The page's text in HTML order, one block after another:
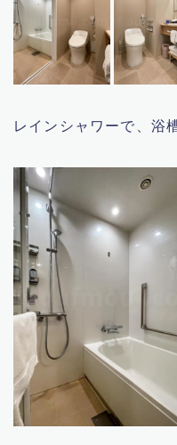
レインシャワーで、浴